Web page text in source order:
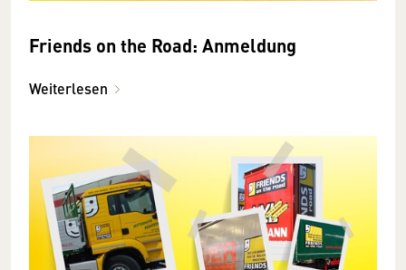
Friends on the Road: Anmeldung
Weiterlesen